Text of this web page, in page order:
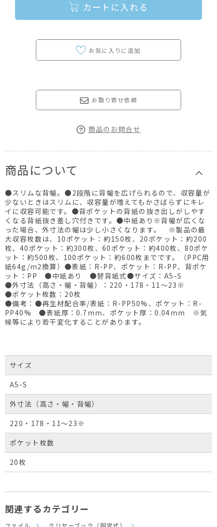
カートに入れる
お取り寄せ依頼
商品のお問合せ
商品について
●スリムな背幅。●2段階に背幅を広げられるので、収容量が
少ないときはスリムに、収容量が増えてもかさばらずにキレ
イに収容可能です。●背ポケットの背紙の抜き出しがしやす
くなる背紙抜き差し穴付きです。●中紙あり※背幅が広くな
った場合、外寸法の幅は少し小さくなります。 ※製品の最
大収容枚数は、10ポケット：約150枚、20ポケット：約200
枚、40ポケット：約300枚、60ポケット：約400枚、80ポケ
ット：約500枚、100ポケット：約600枚までです。（PPC用
紙64g/m2換算）●表紙：R-PP、ポケット：R-PP、背ポケ
ット：PP ●中紙あり ●替背紙式●サイズ：A5-S
●外寸法（高さ・幅・背幅）：220・178・11～23※
●ポケット枚数：20枚
●備考：●再生材配合率/表紙：R-PP50%、ポケット：R-
PP40% ●表紙厚：0.7mm、ポケット厚：0.04mm ※気
候等により若干変化することがあります。
サイズ
A5-S
外寸法（高さ・幅・背幅）
220・178・11～23※
ポケット枚数
20枚
関連するカテゴリー
ファイル クリヤーブック（固定式）